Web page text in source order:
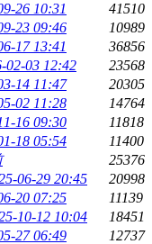
26 10:31
41510
23 09:46
10989
17 13:41
36856
02-03 12:42
23568
14 11:47
20305
02 11:28
14764
16 09:30
11818
18 05:54
11400
25376
06-29 20:45
20998
20 07:25
11139
10-12 10:04
18451
27 06:49
12737